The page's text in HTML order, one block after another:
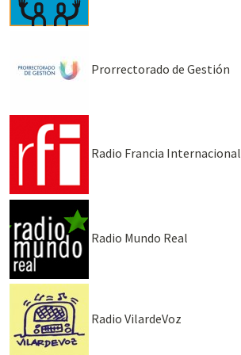
Prorrectorado de Gestión
Radio Francia Internacional
Radio Mundo Real
Radio VilardeVoz